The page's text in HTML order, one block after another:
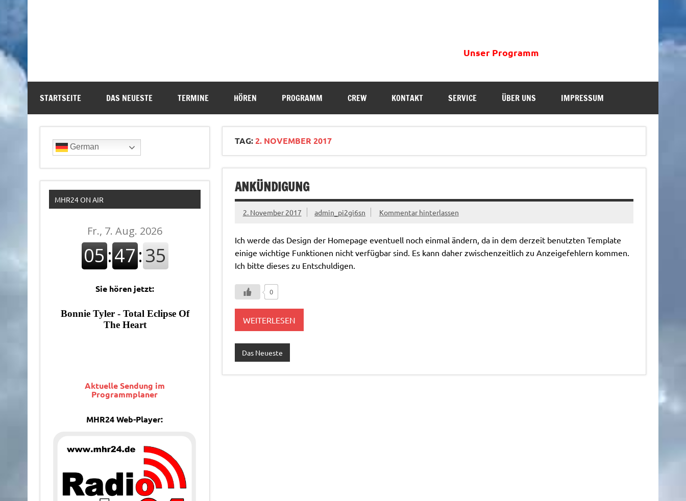
Unser Programm
STARTSEITE DAS NEUESTE TERMINE HÖREN PROGRAMM CREW KONTAKT SERVICE ÜBER UNS IMPRESSUM
TAG:2. NOVEMBER 2017
ANKÜNDIGUNG
2. November 2017 admin_pi2gi6sn Kommentar hinterlassen
Ich werde das Design der Homepage eventuell noch einmal ändern, da in dem derzeit benutzten Template
einige wichtige Funktionen nicht verfügbar sind. Es kann daher zwischenzeitlich zu Anzeigefehlern kommen.
Ich bitte dieses zu Entschuldigen.
0
WEITERLESEN
Das Neueste
German
MHR24 ON AIR
Sie hören jetzt:
Aktuelle Sendung im
Programmplaner
MHR24 Web-Player: